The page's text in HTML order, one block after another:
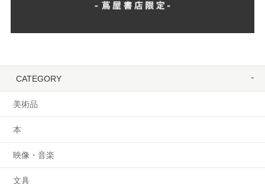
CATEGORY
美術品
本
映像・音楽
文具